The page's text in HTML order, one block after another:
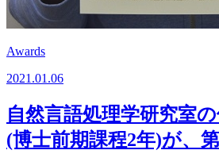
Awards
2021.01.06
自然言語処理学研究室
(博士前期課程2年)が、